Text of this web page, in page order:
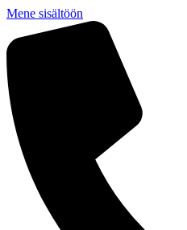
Mene sisältöön